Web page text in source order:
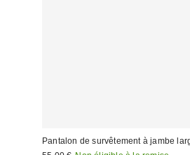
Pantalon de survêtement à jambe